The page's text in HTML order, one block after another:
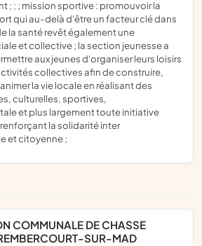
; ; ; mission sportive : promouvoir la
qui au-delà d'être un facteur clé dans
la santé revêt également une
et collective ; la section jeunesse a
aux jeunes d'organiser leurs loisirs
collectives afin de construire,
la vie locale en réalisant des
culturelles, sportives,
et plus largement toute initiative
la solidarité inter
et citoyenne ;
SUR-MAD